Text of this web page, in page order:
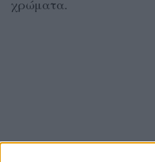
χρώματα.